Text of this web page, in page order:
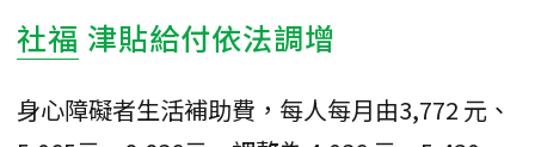
社福 津貼給付依法調增
身心障礙者生活補助費，每人每月由3,772 元、